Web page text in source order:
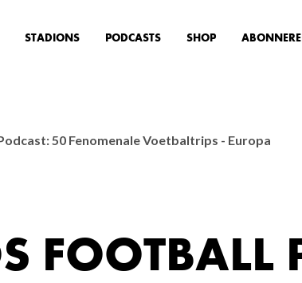
STADIONS PODCASTS SHOP
50 Fenomenale Voetbaltrips - Europa
FOOTBALL